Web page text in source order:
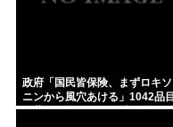
政府「国民皆保険、まずロキソ
ニンから風穴あける」1042品目
の薬価4分の1を保険適用外で財